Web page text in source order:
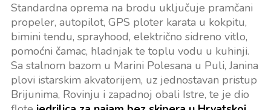
Standardna oprema na brodu uključuje pramčani
propeler, autopilot, GPS ploter karata u kokpitu,
bimini tendu, sprayhood, električno sidreno vitlo,
pomoćni čamac, hladnjak te toplu vodu u kuhinji.
Sa stalnom bazom u Marini Polesana u Puli, Janina
plovi istarskim akvatorijem, uz jednostavan pristup
Brijunima, Rovinju i zapadnoj obali Istre, te je dio